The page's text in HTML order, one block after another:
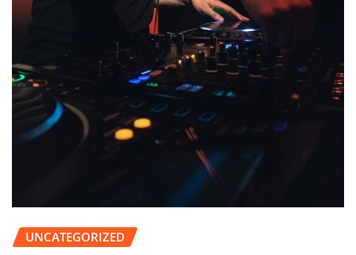
UNCATEGORIZED